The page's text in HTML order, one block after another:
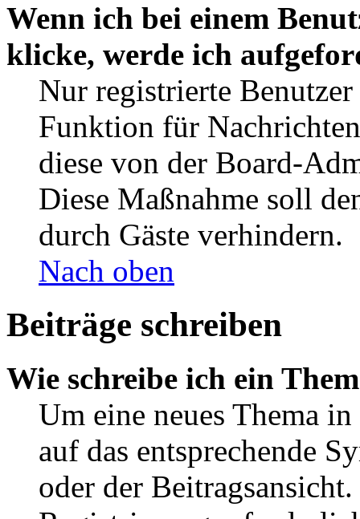
Wenn ich bei einem
klicke, werde ich
Nur registrierte
Funktion für
diese von der Board-
Diese Maßnahme soll
durch Gäste verhindern.
Nach oben
Beiträge schreiben
Wie schreibe ich ein
Um eine neues Thema
auf das entsprechende
oder der